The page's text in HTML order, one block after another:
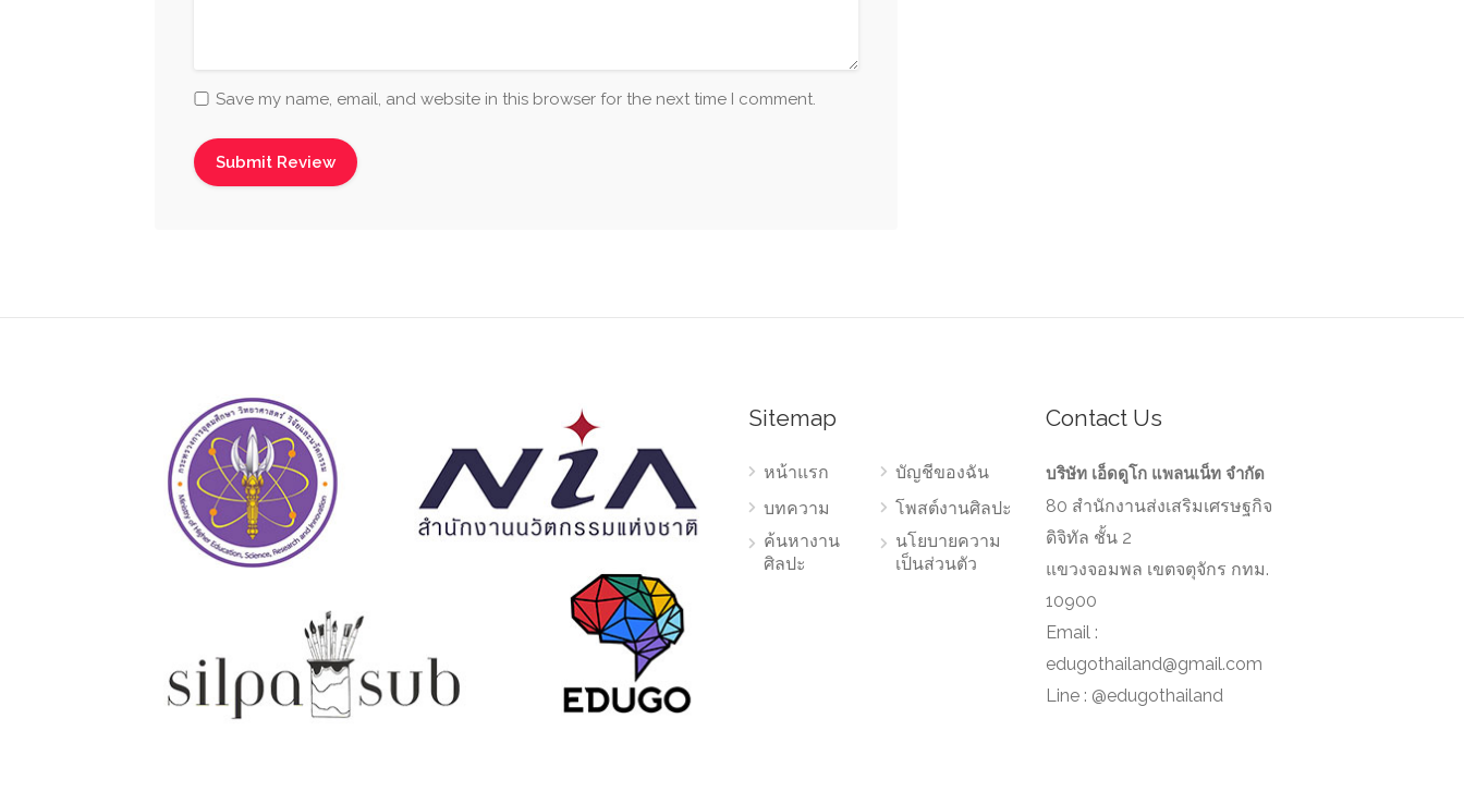
Save my name, email, and website in this browser for the next time I comment.
Sitemap
หน้าแรก
บทความ
ค้นหางาน
ศิลปะ
บัญชีของฉัน
โพสต์งานศิลปะ
นโยบายความ
เป็นส่วนตัว
Contact Us
บริษัท เอ็ดดูโก แพลนเน็ท จำกัด
80 สำนักงานส่งเสริมเศรษฐกิจ
ดิจิทัล ชั้น 2
แขวงจอมพล เขตจตุจักร กทม.
10900
Email :
edugothailand@gmail.com
Line : @edugothailand